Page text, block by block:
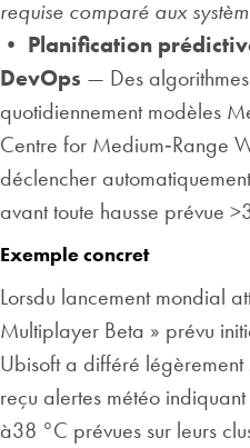
requise comparé aux
• Planification
DevOps — Des
quotidiennement modèles
Centre for Medium‑Range
déclencher
avant toute hausse prévue
Exemple concret
Lorsdu lancement mondial
Multiplayer Beta » prévu
Ubisoft a différé
reçu alertes météo
à38 °C prévues sur leurs